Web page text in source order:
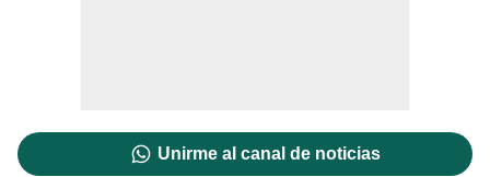
Unirme al canal de noticias